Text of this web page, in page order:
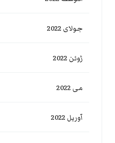
جولای 2022
ژوئن 2022
می 2022
آوریل 2022